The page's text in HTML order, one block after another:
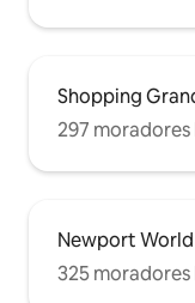
Shopping
297
Newport
325